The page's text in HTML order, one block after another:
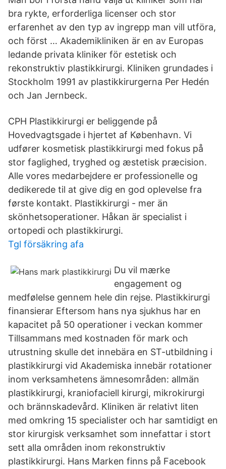
bra rykte, erforderliga licenser och stor
erfarenhet av den typ av ingrepp man vill utföra,
och först … Akademikliniken är en av Europas
ledande privata kliniker för estetisk och
rekonstruktiv plastikkirurgi. Kliniken grundades i
Stockholm 1991 av plastikkirurgerna Per Hedén
och Jan Jernbeck.
CPH Plastikkirurgi er beliggende på
Hovedvagtsgade i hjertet af København. Vi
udfører kosmetisk plastikkirurgi med fokus på
stor faglighed, tryghed og æstetisk præcision.
Alle vores medarbejdere er professionelle og
dedikerede til at give dig en god oplevelse fra
første kontakt. Plastikkirurgi - mer än
skönhetsoperationer. Håkan är specialist i
ortopedi och plastikkirurgi.
Tgl försäkring afa
Du vil mærke
engagement og
medfølelse gennem hele din rejse. Plastikkirurgi
finansierar Eftersom hans nya sjukhus har en
kapacitet på 50 operationer i veckan kommer
Tillsammans med kostnaden för mark och
utrustning skulle det innebära en ST-utbildning i
plastikkirurgi vid Akademiska innebär rotationer
inom verksamhetens ämnesområden: allmän
plastikkirurgi, kraniofaciell kirurgi, mikrokirurgi
och brännskadevård. Kliniken är relativt liten
med omkring 15 specialister och har samtidigt en
stor kirurgisk verksamhet som innefattar i stort
sett alla områden inom rekonstruktiv
plastikkirurgi. Hans Marken finns på Facebook